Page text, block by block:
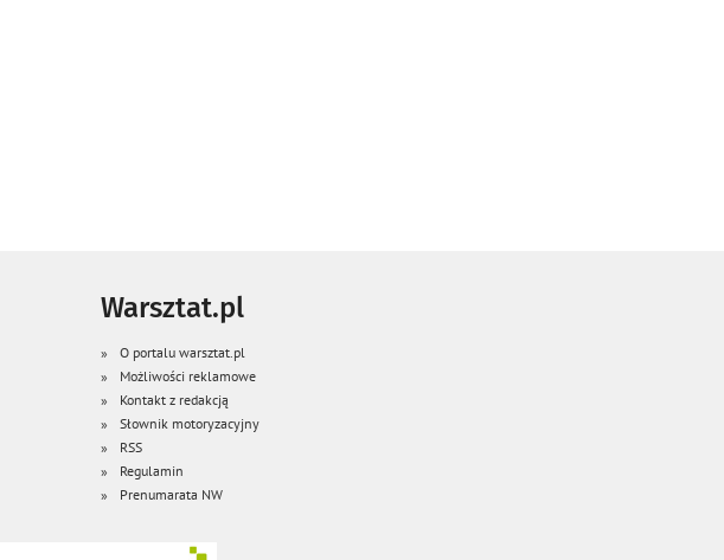
Warsztat.pl
O portalu warsztat.pl
Możliwości reklamowe
Kontakt z redakcją
Słownik motoryzacyjny
RSS
Regulamin
Prenumarata NW